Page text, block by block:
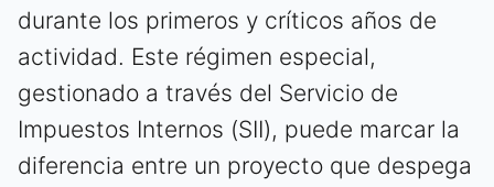
durante los primeros y críticos años de
actividad. Este régimen especial,
gestionado a través del Servicio de
Impuestos Internos (SII), puede marcar la
diferencia entre un proyecto que despega